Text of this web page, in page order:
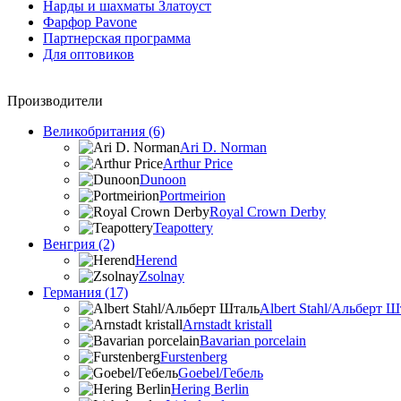
Нарды и шахматы Златоуст
Фарфор Pavone
Партнерская программа
Для оптовиков
Производители
Великобритания (6)
Ari D. Norman
Arthur Price
Dunoon
Portmeirion
Royal Crown Derby
Teapottery
Венгрия (2)
Herend
Zsolnay
Германия (17)
Albert Stahl/Альбеpт
Arnstadt kristall
Bavarian porcelain
Furstenberg
Goebel/Гебель
Hering Berlin